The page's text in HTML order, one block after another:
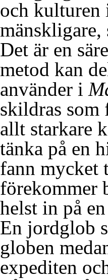
och kulturen
mänskligare,
Det är en
metod kan
använder i
skildras som
allt starkare
tänka på en
fann mycket
förekommer
helst in på
En jordglob
globen
expediten